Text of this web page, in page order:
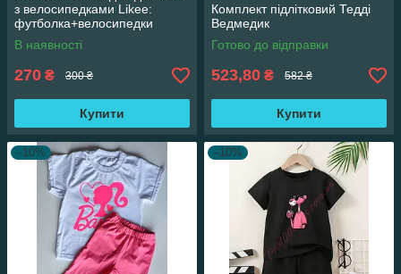
з велосипедками Likee:
футболка+велосипедки
В наявності
270 ₴ 300 ₴
Купити
Комплект підлітковий Тедді
Ведмедик
Готово до відправки
523,80 ₴ 582 ₴
Купити
–10% –10%